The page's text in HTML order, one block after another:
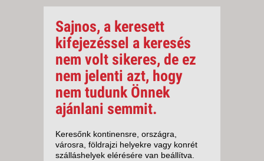
Sajnos, a keresett
kifejezéssel a keresés
nem volt sikeres, de ez
nem jelenti azt, hogy
nem tudunk Önnek
ajánlani semmit.
Keresőnk kontinensre, országra,
városra, földrajzi helyekre vagy konrét
szálláshelyek elérésére van beállítva.